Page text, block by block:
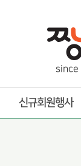
since
신규회원행사